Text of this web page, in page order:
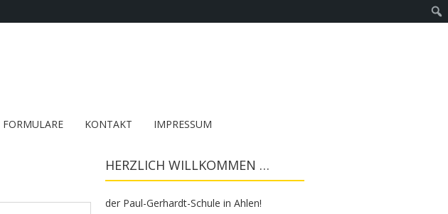
FORMULARE KONTAKT IMPRESSUM
HERZLICH WILLKOMMEN …
der Paul-Gerhardt-Schule in Ahlen!